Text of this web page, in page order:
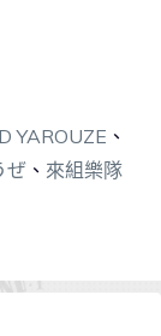
YAROUZE 、
ぜ 、 來組樂隊